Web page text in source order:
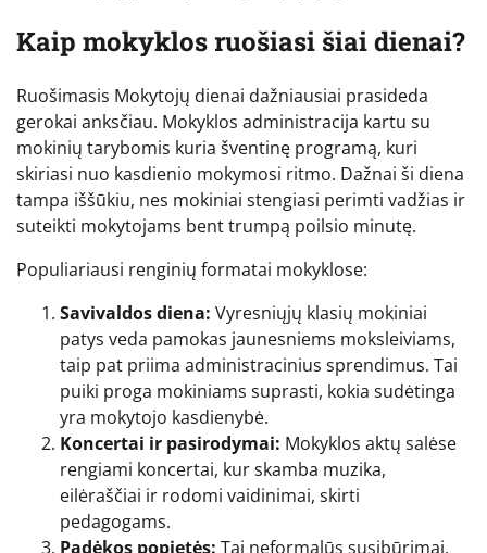
Kaip mokyklos ruošiasi šiai dienai?
Ruošimasis Mokytojų dienai dažniausiai prasideda
gerokai anksčiau. Mokyklos administracija kartu su
mokinių tarybomis kuria šventinę programą, kuri
skiriasi nuo kasdienio mokymosi ritmo. Dažnai ši diena
tampa iššūkiu, nes mokiniai stengiasi perimti vadžias ir
suteikti mokytojams bent trumpą poilsio minutę.
Populiariausi renginių formatai mokyklose:
Savivaldos diena: Vyresniųjų klasių mokiniai
patys veda pamokas jaunesniems moksleiviams,
taip pat priima administracinius sprendimus. Tai
puiki proga mokiniams suprasti, kokia sudėtinga
yra mokytojo kasdienybė.
Koncertai ir pasirodymai: Mokyklos aktų salėse
rengiami koncertai, kur skamba muzika,
eilėraščiai ir rodomi vaidinimai, skirti
pedagogams.
Padėkos popietės: Tai neformalūs susibūrimai,